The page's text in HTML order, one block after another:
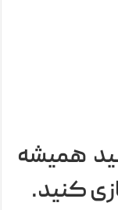
همیشه
کنید.